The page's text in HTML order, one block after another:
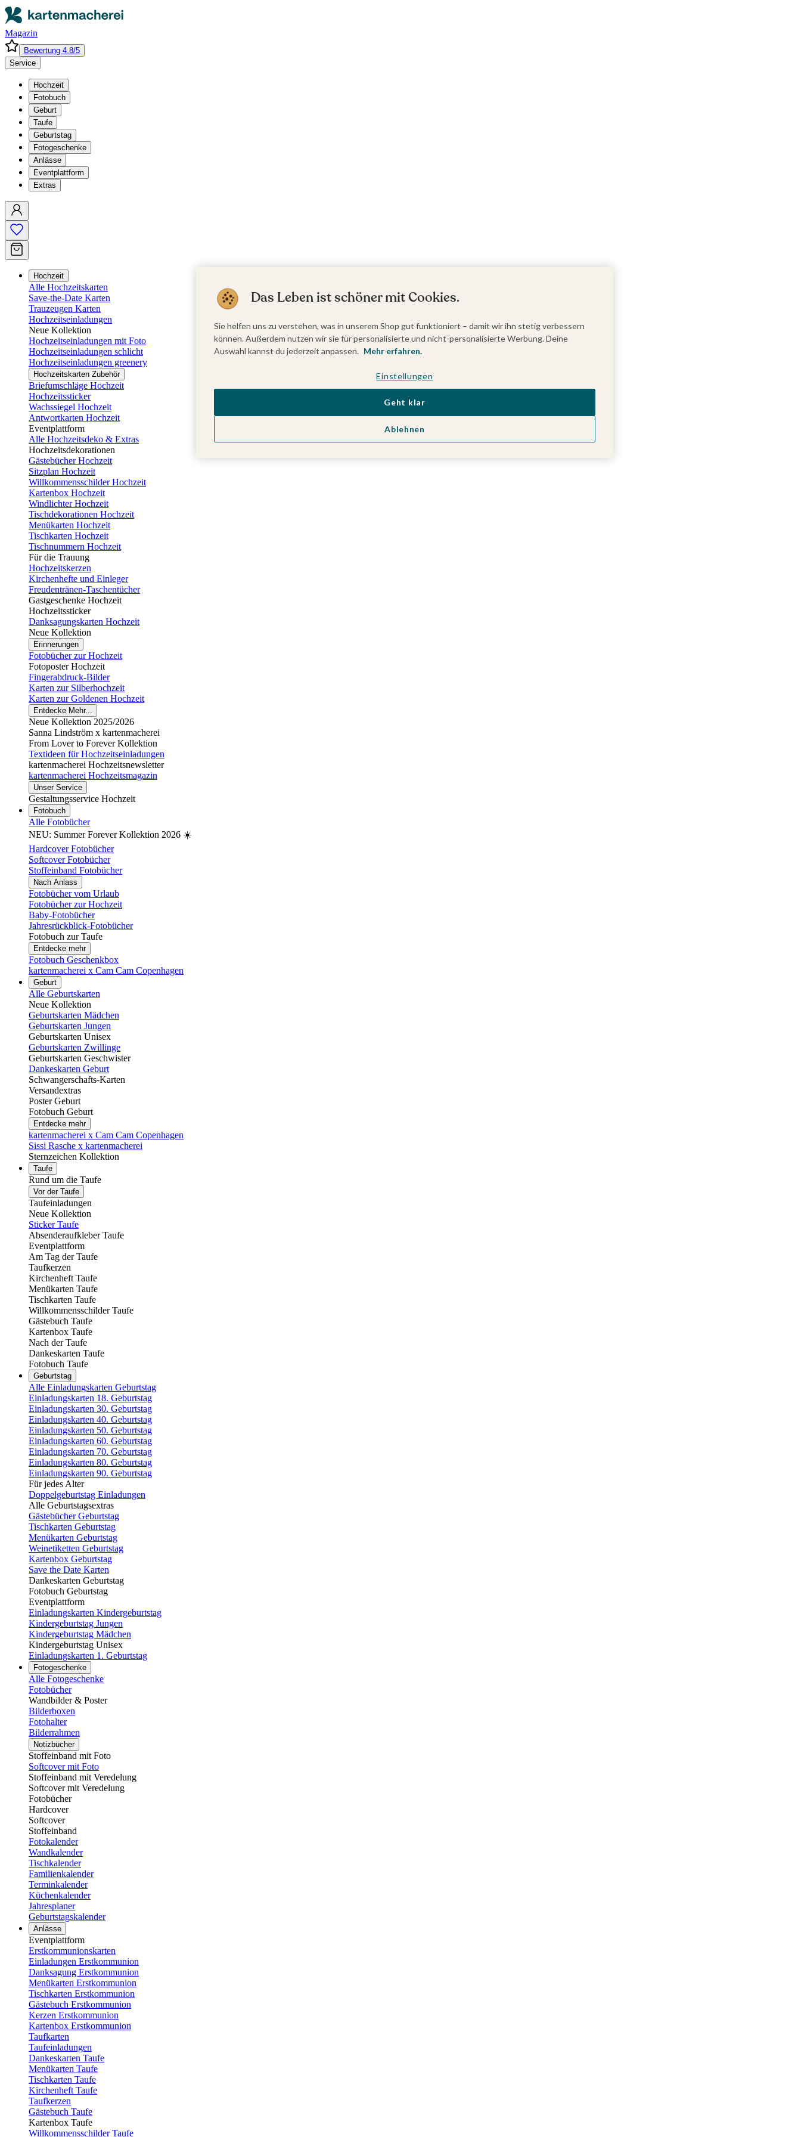
Magazin
Bewertung 4.8/5
Service
Hochzeit
Fotobuch
Geburt
Taufe
Geburtstag
Fotogeschenke
Anlässe
Eventplattform
Extras
Hochzeit
Alle Hochzeitskarten
Save-the-Date Karten
Trauzeugen Karten
Hochzeitseinladungen
Neue Kollektion
Hochzeitseinladungen mit Foto
Hochzeitseinladungen schlicht
Hochzeitseinladungen greenery
Hochzeitskarten Zubehör
Briefumschläge Hochzeit
Hochzeitssticker
Wachssiegel Hochzeit
Antwortkarten Hochzeit
Eventplattform
Alle Hochzeitsdeko & Extras
Hochzeitsdekorationen
Gästebücher Hochzeit
Sitzplan Hochzeit
Willkommensschilder Hochzeit
Kartenbox Hochzeit
Windlichter Hochzeit
Tischdekorationen Hochzeit
Menükarten Hochzeit
Tischkarten Hochzeit
Tischnummern Hochzeit
Für die Trauung
Hochzeitskerzen
Kirchenhefte und Einleger
Freudentränen-Taschentücher
Gastgeschenke Hochzeit
Hochzeitssticker
Danksagungskarten Hochzeit
Neue Kollektion
Erinnerungen
Fotobücher zur Hochzeit
Fotoposter Hochzeit
Fingerabdruck-Bilder
Karten zur Silberhochzeit
Karten zur Goldenen Hochzeit
Entdecke Mehr...
Neue Kollektion 2025/2026
Sanna Lindström x kartenmacherei
From Lover to Forever Kollektion
Textideen für Hochzeitseinladungen
kartenmacherei Hochzeitsnewsletter
kartenmacherei Hochzeitsmagazin
Unser Service
Gestaltungsservice Hochzeit
Fotobuch
Alle Fotobücher
NEU: Summer Forever Kollektion 2026 ☀️
Hardcover Fotobücher
Softcover Fotobücher
Stoffeinband Fotobücher
Nach Anlass
Fotobücher vom Urlaub
Fotobücher zur Hochzeit
Baby-Fotobücher
Jahresrückblick-Fotobücher
Fotobuch zur Taufe
Entdecke mehr
Fotobuch Geschenkbox
kartenmacherei x Cam Cam Copenhagen
Geburt
Alle Geburtskarten
Neue Kollektion
Geburtskarten Mädchen
Geburtskarten Jungen
Geburtskarten Unisex
Geburtskarten Zwillinge
Geburtskarten Geschwister
Dankeskarten Geburt
Schwangerschafts-Karten
Versandextras
Poster Geburt
Fotobuch Geburt
Entdecke mehr
kartenmacherei x Cam Cam Copenhagen
Sissi Rasche x kartenmacherei
Sternzeichen Kollektion
Taufe
Rund um die Taufe
Vor der Taufe
Taufeinladungen
Neue Kollektion
Sticker Taufe
Absenderaufkleber Taufe
Eventplattform
Am Tag der Taufe
Taufkerzen
Kirchenheft Taufe
Menükarten Taufe
Tischkarten Taufe
Willkommensschilder Taufe
Gästebuch Taufe
Kartenbox Taufe
Nach der Taufe
Dankeskarten Taufe
Fotobuch Taufe
Geburtstag
Alle Einladungskarten Geburtstag
Einladungskarten 18. Geburtstag
Einladungskarten 30. Geburtstag
Einladungskarten 40. Geburtstag
Einladungskarten 50. Geburtstag
Einladungskarten 60. Geburtstag
Einladungskarten 70. Geburtstag
Einladungskarten 80. Geburtstag
Einladungskarten 90. Geburtstag
Für jedes Alter
Doppelgeburtstag Einladungen
Alle Geburtstagsextras
Gästebücher Geburtstag
Tischkarten Geburtstag
Menükarten Geburtstag
Weinetiketten Geburtstag
Kartenbox Geburtstag
Save the Date Karten
Dankeskarten Geburtstag
Fotobuch Geburtstag
Eventplattform
Einladungskarten Kindergeburtstag
Kindergeburtstag Jungen
Kindergeburtstag Mädchen
Kindergeburtstag Unisex
Einladungskarten 1. Geburtstag
Fotogeschenke
Alle Fotogeschenke
Fotobücher
Wandbilder & Poster
Bilderboxen
Fotohalter
Bilderrahmen
Notizbücher
Stoffeinband mit Foto
Softcover mit Foto
Stoffeinband mit Veredelung
Softcover mit Veredelung
Fotobücher
Hardcover
Softcover
Stoffeinband
Fotokalender
Wandkalender
Tischkalender
Familienkalender
Terminkalender
Küchenkalender
Jahresplaner
Geburtstagskalender
Anlässe
Eventplattform
Erstkommunionskarten
Einladungen Erstkommunion
Danksagung Erstkommunion
Menükarten Erstkommunion
Tischkarten Erstkommunion
Gästebuch Erstkommunion
Kerzen Erstkommunion
Kartenbox Erstkommunion
Taufkarten
Taufeinladungen
Dankeskarten Taufe
Menükarten Taufe
Tischkarten Taufe
Kirchenheft Taufe
Taufkerzen
Gästebuch Taufe
Kartenbox Taufe
Willkommensschilder Taufe
Das Leben ist schöner mit Cookies.
Sie helfen uns zu verstehen, was in unserem Shop gut funktioniert – damit wir ihn stetig verbessern
können. Außerdem nutzen wir sie für personalisierte und nicht-personalisierte Werbung. Deine
Auswahl kannst du jederzeit anpassen. Mehr erfahren.
Einstellungen
Ablehnen
Geht klar